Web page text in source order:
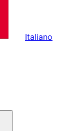
Italiano